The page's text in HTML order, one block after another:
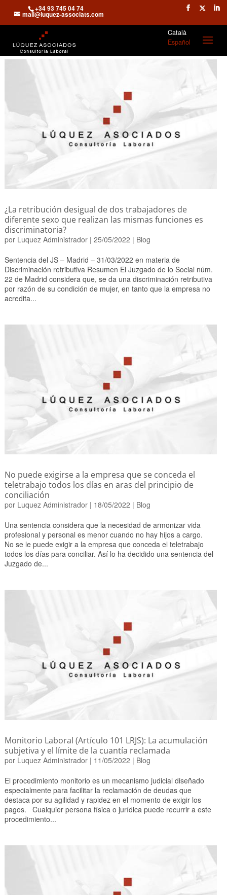
+34 93 745 04 74
mail@luquez-associats.com
Català
Español
¿La retribución desigual de dos trabajadores de
diferente sexo que realizan las mismas funciones es
discriminatoria?
por Luquez Administrador| 25/05/2022 | Blog
Sentencia del JS – Madrid – 31/03/2022 en materia de
Discriminación retributiva Resumen El Juzgado de lo Social núm.
22 de Madrid considera que, se da una discriminación retributiva
por razón de su condición de mujer, en tanto que la empresa no
acredita...
No puede exigirse a la empresa que se conceda el
teletrabajo todos los días en aras del principio de
conciliación
por Luquez Administrador| 18/05/2022 | Blog
Una sentencia considera que la necesidad de armonizar vida
profesional y personal es menor cuando no hay hijos a cargo.
No se le puede exigir a la empresa que conceda el teletrabajo
todos los días para conciliar. Así lo ha decidido una sentencia del
Juzgado de...
Monitorio Laboral (Artículo 101 LRJS): La acumulación
subjetiva y el límite de la cuantía reclamada
por Luquez Administrador| 11/05/2022 | Blog
El procedimiento monitorio es un mecanismo judicial diseñado
especialmente para facilitar la reclamación de deudas que
destaca por su agilidad y rapidez en el momento de exigir los
pagos. Cualquier persona física o jurídica puede recurrir a este
procedimiento...